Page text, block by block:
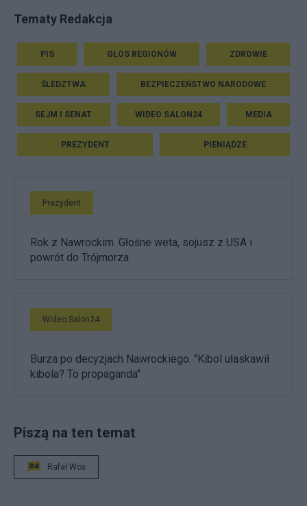
Tematy Redakcja
PIS GŁOS REGIONÓW ZDROWIE
ŚLEDZTWA BEZPIECZEŃSTWO NARODOWE
SEJM I SENAT WIDEO SALON24 MEDIA
PREZYDENT PIENIĄDZE
Prezydent
Rok z Nawrockim. Głośne weta, sojusz z USA i
powrót do Trójmorza
Wideo Salon24
Burza po decyzjach Nawrockiego. "Kibol ułaskawił
kibola? To propaganda"
Piszą na ten temat
Rafał Woś